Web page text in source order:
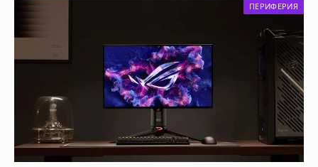
ПЕРИФЕРИЯ